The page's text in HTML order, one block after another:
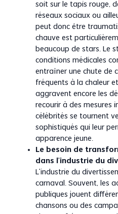
soit sur le tapis rouge,
réseaux sociaux ou
peut donc être
chauve est
beaucoup de stars. Le
conditions médicales
entraîner une chute de
fréquents à la chaleur
aggravent encore les
recourir à des mesures
célébrités se tournent
sophistiqués qui leur
apparence jeune.
Le besoin de
dans l’industrie du
L’industrie du
carnaval. Souvent, les
publiques jouent
chansons ou des